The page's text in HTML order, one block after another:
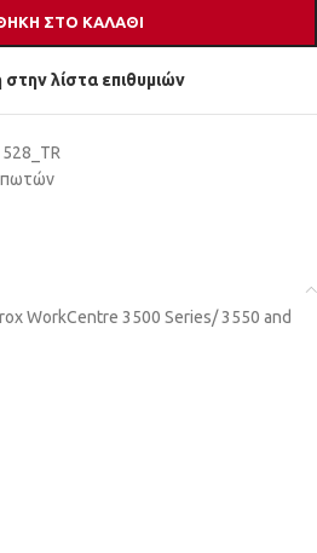
ΣΤΟ ΚΑΛΆΘΙ
λίστα επιθυμιών
WorkCentre 3500 Series/ 3550 and